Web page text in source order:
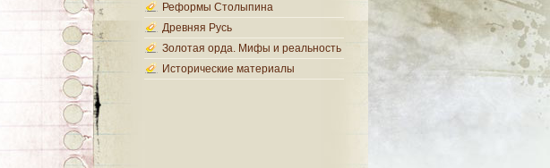
Реформы Столыпина
Древняя Русь
Золотая орда. Мифы и реальность
Исторические материалы